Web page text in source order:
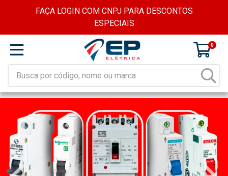
FAÇA LOGIN COM CNPJ PARA DESCONTOS
ESPECIAIS
0